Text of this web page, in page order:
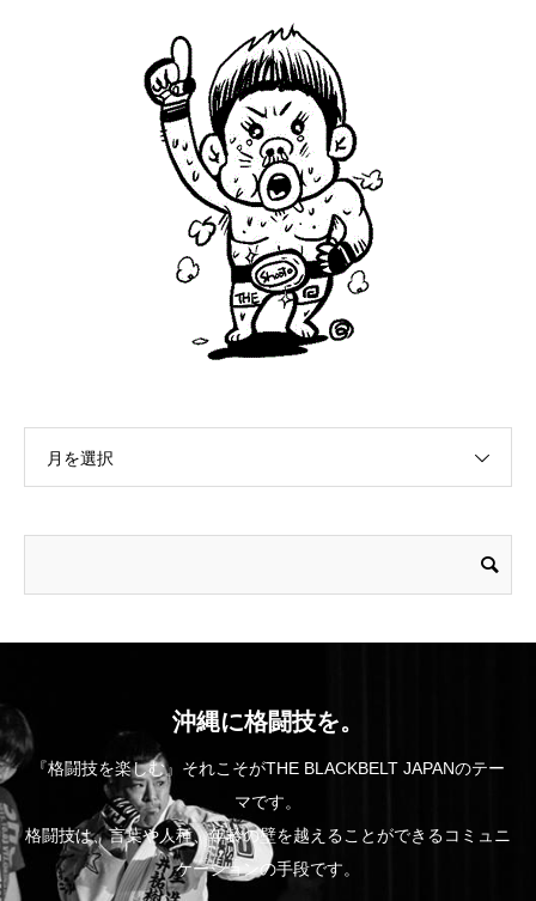
月を選択
沖縄に格闘技を。
『格闘技を楽しむ』それこそがTHE BLACKBELT JAPANのテー
マです。
格闘技は、言葉や人種、年齢の壁を越えることができるコミュニ
ケーションの手段です。